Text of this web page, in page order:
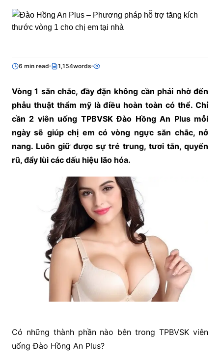
6 min read 1,154words
Vòng 1 săn chắc, đầy đặn không cần phải nhờ đến
phẫu thuật thẩm mỹ là điều hoàn toàn có thể. Chỉ
cần 2 viên uống TPBVSK Đào Hồng An Plus mỗi
ngày sẽ giúp chị em có vòng ngực săn chắc, nở
nang. Luôn giữ được sự trẻ trung, tươi tắn, quyến
rũ, đẩy lùi các dấu hiệu lão hóa.
Có những thành phần nào bên trong TPBVSK viên
uống Đào Hồng An Plus?